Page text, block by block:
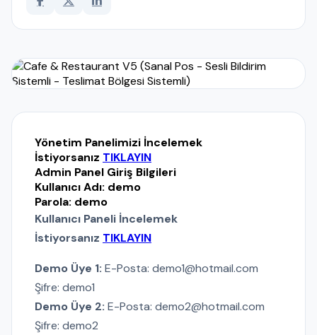
Yönetim Panelimizi İncelemek
İstiyorsanız TIKLAYIN
Admin Panel Giriş Bilgileri
Kullanıcı Adı: demo
Parola: demo
Kullanıcı Paneli İncelemek
İstiyorsanız TIKLAYIN
Demo Üye 1: E-Posta: demo1@hotmail.com
Şifre: demo1
Demo Üye 2: E-Posta: demo2@hotmail.com
Şifre: demo2